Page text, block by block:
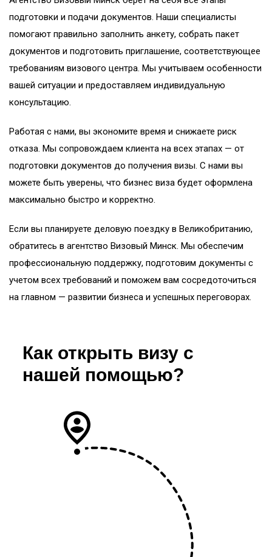
подготовки и подачи документов. Наши специалисты
помогают правильно заполнить анкету, собрать пакет
документов и подготовить приглашение, соответствующее
требованиям визового центра. Мы учитываем особенности
вашей ситуации и предоставляем индивидуальную
консультацию.
Работая с нами, вы экономите время и снижаете риск
отказа. Мы сопровождаем клиента на всех этапах — от
подготовки документов до получения визы. С нами вы
можете быть уверены, что бизнес виза будет оформлена
максимально быстро и корректно.
Если вы планируете деловую поездку в Великобританию,
обратитесь в агентство Визовый Минск. Мы обеспечим
профессиональную поддержку, подготовим документы с
учетом всех требований и поможем вам сосредоточиться
на главном — развитии бизнеса и успешных переговорах.
Как открыть визу с
нашей помощью?